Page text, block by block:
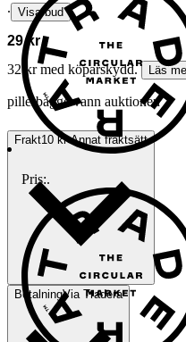
∙ Visa bud
29 kr
32 kr med köparskydd.
Läs
pillerbagge vann auktionen
Frakt10 kr Annat fraktsätt
BetalningVia Tradera
Pris:.